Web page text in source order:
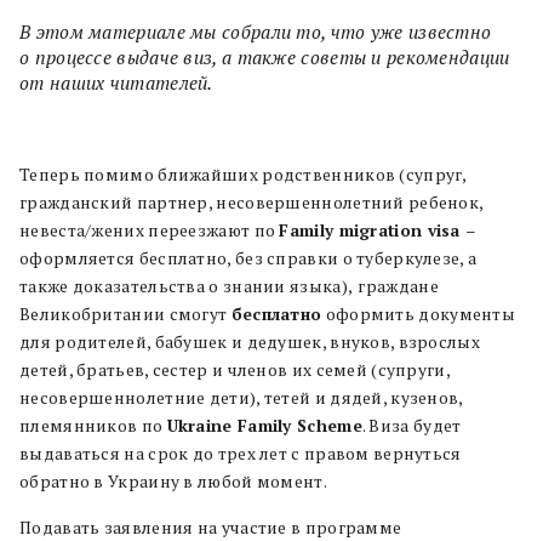
В этом материале мы собрали то, что уже известно
о процессе выдаче виз, а также советы и рекомендации
от наших читателей.
Теперь помимо ближайших родственников (супруг,
гражданский партнер, несовершеннолетний ребенок,
невеста/жених переезжают поFamily migration visa –
оформляется бесплатно, без справки о туберкулезе, а
также доказательства о знании языка), граждане
Великобритании смогут бесплатно оформить документы
для родителей, бабушек и дедушек, внуков, взрослых
детей, братьев, сестер и членов их семей (супруги,
несовершеннолетние дети), тетей и дядей, кузенов,
племянников по Ukraine FamilyScheme. Виза будет
выдаваться на срок до трех лет с правом вернуться
обратно в Украину в любой момент.
Подавать заявления на участие в программе